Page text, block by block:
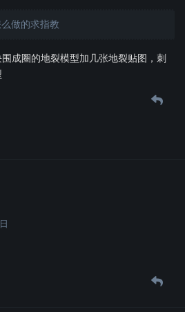
做的求指教
成圈的地裂模型加几张地裂贴图，刺